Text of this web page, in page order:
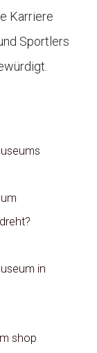
Karriere
Sportlers
in
shop